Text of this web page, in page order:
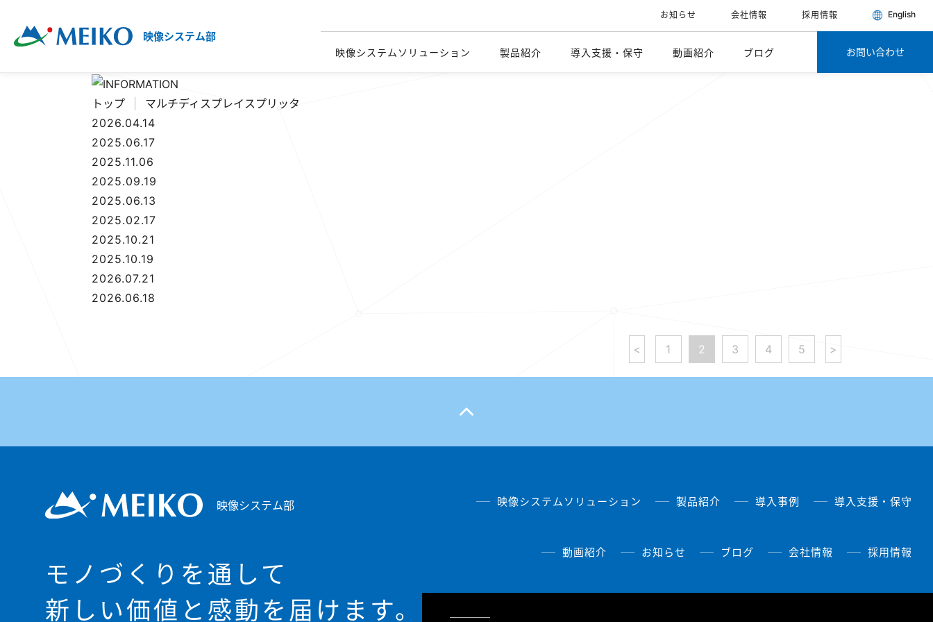
映像システム部
お知らせ 会社情報 採用情報 English
映像システムソリューション 製品紹介 導入支援・保守 動画紹介 ブログ お問い合わせ
トップ
マルチディスプレイスプリッタ
2026.04.14
2025.06.17
2025.11.06
2025.09.19
2025.06.13
2025.02.17
2025.10.21
2025.10.19
2026.07.21
2026.06.18
< 1 2 3 4 5 >
映像システム部
モノづくりを通して
新しい価値と感動を届けます。
映像システムソリューション 製品紹介 導入事例 導入支援・保守
動画紹介 お知らせ ブログ 会社情報 採用情報